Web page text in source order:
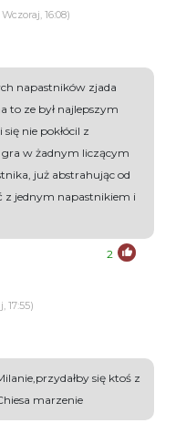
16:08)
napastników zjada
to ze był najlepszym
nie pokłócil z
gra w żadnym liczącym
już abstrahując od
z jednym napastnikiem i
2
17:55)
się ktoś z
marzenie